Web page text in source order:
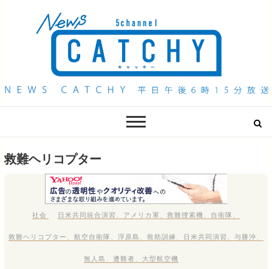
QAB NEWS Headline
救難ヘリコプター
社会 日米共同統合演習 アメリカ軍 救難捜索機 自衛隊
救難ヘリコプター 航空自衛隊 浮原島 救助訓練 日米共同演習 与勝沖
無人島 、遭難者 大型航空機